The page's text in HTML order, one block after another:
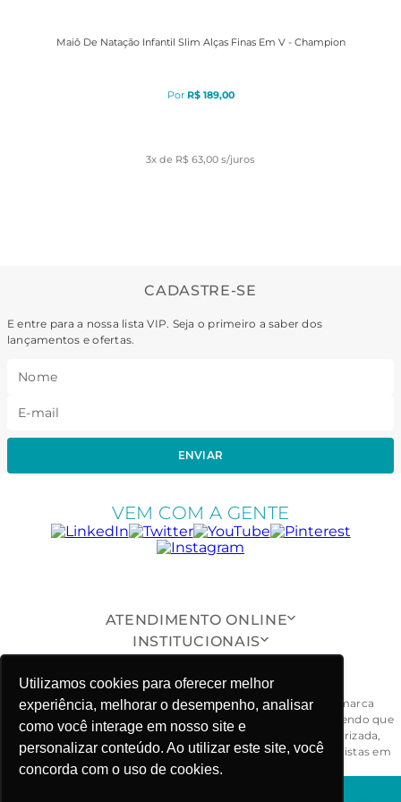
Utilizamos cookies para oferecer melhor
experiência, melhorar o desempenho, analisar
como você interage em nosso site e
personalizar conteúdo. Ao utilizar este site, você
concorda com o uso de cookies.
Maiô De Natação Infantil Slim Alças Finas Em V - Champion
R$ 189,00
3x de R$ 63,00 s/juros
CADASTRE-SE
E entre para a nossa lista VIP. Seja o primeiro a saber dos
lançamentos e ofertas.
ENVIAR
VEM COM A GENTE
ATENDIMENTO ONLINE
INSTITUCIONAIS
ONDE ESTAMOS
Todas as peças, modelos, desenhos, design e formas da marca
Fabiola Molina® são exclusivos e devidamente protegidos, sendo que
a sua reprodução, imitação ou cópia, de maneira não autorizada,
ensejarão ao responsável às penalidades civil e criminal previstas em
lei. - CNPJ: 03.781.919/0001-58